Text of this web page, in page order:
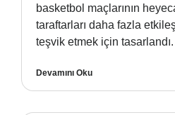
basketbol maçlarının
taraftarları daha fazla
teşvik etmek için
Devamını Oku